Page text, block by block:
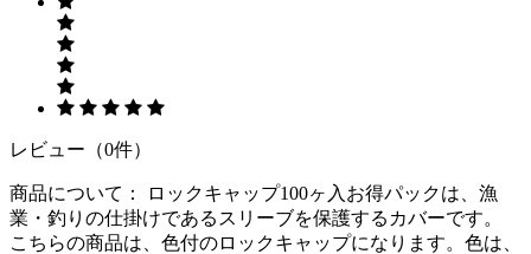
レビュー（0件）
商品について： ロックキャップ100ヶ入お得パックは、漁
業・釣りの仕掛けであるスリーブを保護するカバーです。
こちらの商品は、色付のロックキャップになります。色は、